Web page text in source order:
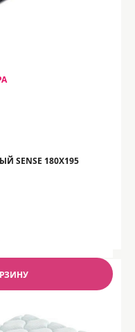
SENSE 180Х195